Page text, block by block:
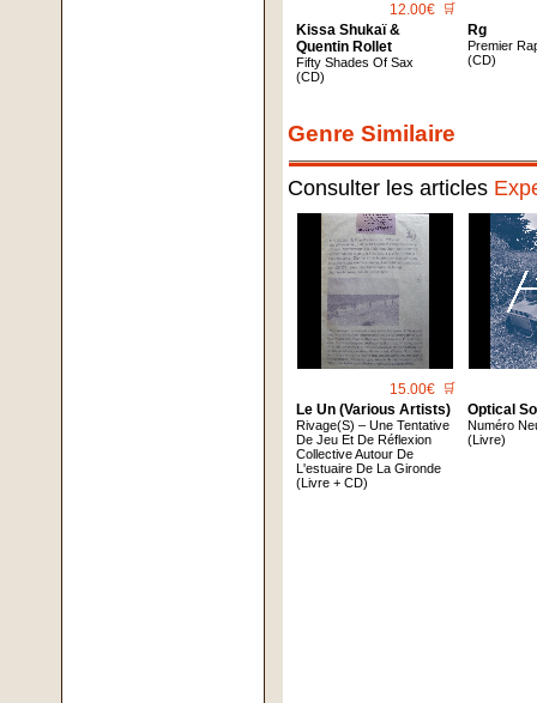
12.00€ 🛒
Kissa Shukaï &
Quentin Rollet
Fifty Shades Of Sax
(CD)
Rg
Premier
(CD)
Genre Similaire
Consulter les articles
15.00€ 🛒
Le Un (Various Artists)
Rivage(S) – Une Tentative
De Jeu Et De Réflexion
Collective Autour De
L'estuaire De La Gironde
(Livre + CD)
Optical
Numéro
(Livre)